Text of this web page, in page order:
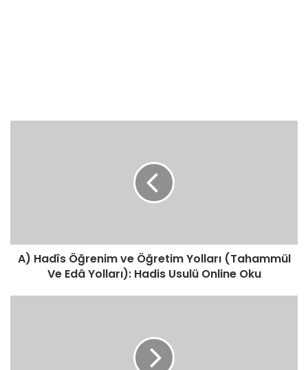
Edâ
Yolları):
A) Hadîs Öğrenim ve Öğretim Yolları (Tahammül
Ve Edâ Yolları): Hadis Usulü Online Oku